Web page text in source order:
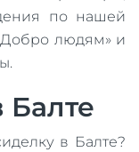
по нашей
людям» и
Балте
в Балте?